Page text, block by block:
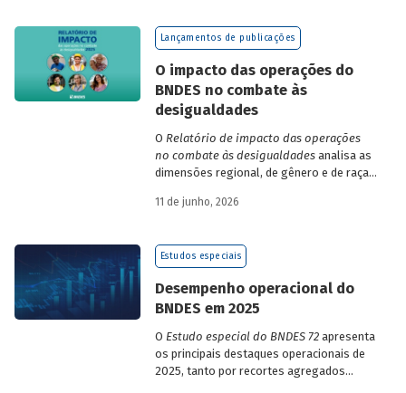
Lançamentos de publicações
O impacto das operações do
BNDES no combate às
desigualdades
O Relatório de impacto das operações
no combate às desigualdadesanalisa as
dimensões regional, de gênero e de raça,
desigualdade de renda no Brasil, no
BNDES.
11 de junho, 2026
Estudos especiais
Desempenho operacional do
BNDES em 2025
O Estudo especial do BNDES 72 apresenta
os principais destaques operacionais de
2025, tanto por recortes agregados